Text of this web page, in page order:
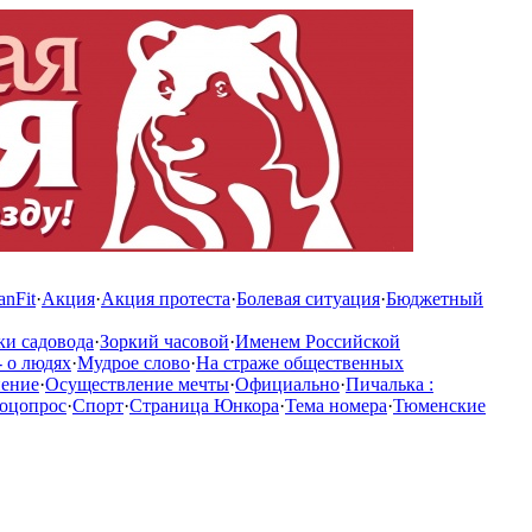
·Акция·Акция протеста·Болевая ситуация·Бюджетный
садовода·Зоркий часовой·Именем Российской
людях·Мудрое слово·На страже общественных
·Осуществление мечты·Официально·Пичалька :
·Спорт·Страница Юнкора·Тема номера·Тюменские